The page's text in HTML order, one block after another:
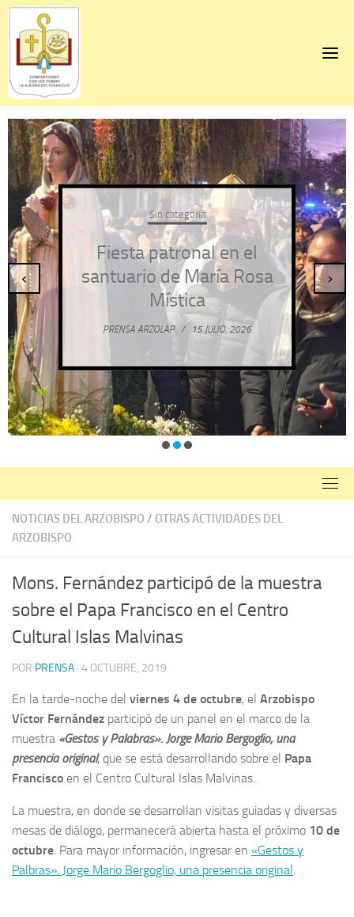
Skip
content
Sin categoría
Fiesta patronal en el
santuario de María Rosa
Mística
PRENSA ARZOLAP / 15 JULIO, 2026
‹ ›
NOTICIAS DEL ARZOBISPO / OTRAS ACTIVIDADES DEL
ARZOBISPO
Mons. Fernández participó de la muestra
sobre el Papa Francisco en el Centro
Cultural Islas Malvinas
POR PRENSA · 4 OCTUBRE, 2019
En la tarde-noche del viernes 4 de octubre, el Arzobispo
Víctor Fernández participó de un panel en el marco de la
muestra «Gestos y Palabras». Jorge Mario Bergoglio, una
presencia original, que se está desarrollando sobre el Papa
Francisco en el Centro Cultural Islas Malvinas.
La muestra, en donde se desarrollan visitas guiadas y diversas
mesas de diálogo, permanecerá abierta hasta el próximo 10 de
octubre . Para mayor información, ingresar en «Gestos y
Palbras». Jorge Mario Bergoglio, una presencia original